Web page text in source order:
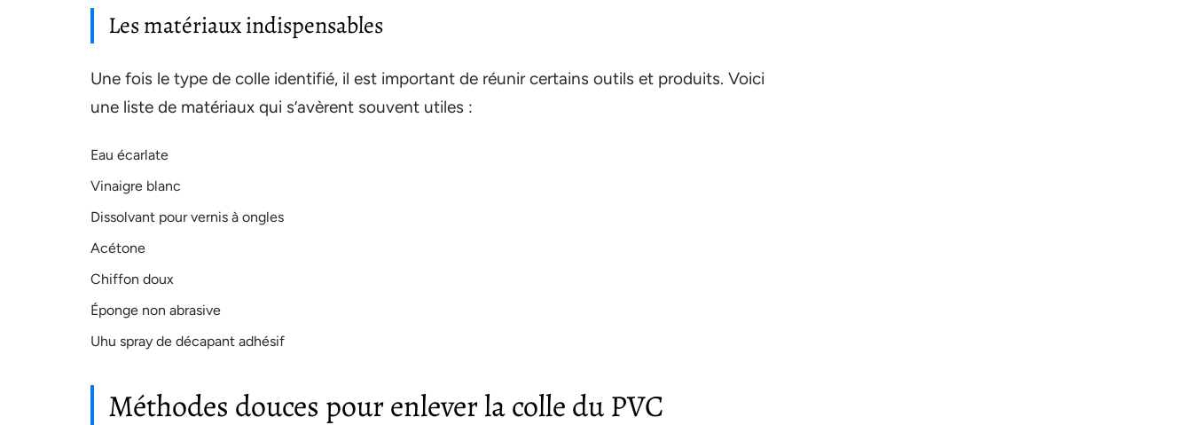
Les matériaux indispensables
Une fois le type de colle identifié, il est important de réunir certains outils et produits. Voici
une liste de matériaux qui s’avèrent souvent utiles :
Eau écarlate
Vinaigre blanc
Dissolvant pour vernis à ongles
Acétone
Chiffon doux
Éponge non abrasive
Uhu spray de décapant adhésif
Méthodes douces pour enlever la colle du PVC